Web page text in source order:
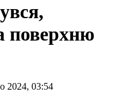
поверхню
2024, 03:54